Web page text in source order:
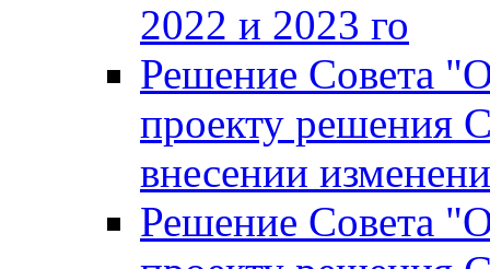
2022 и 2023 го
Решение Совета
проекту решения
внесении
Решение Совета